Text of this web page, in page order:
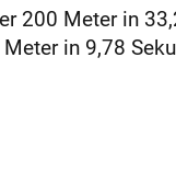
200 Meter in
in 9,78